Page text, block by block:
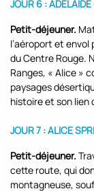
JOUR 6 :
Petit-déjeuner.
l’aéroport et
du Centre Rouge.
Ranges, « Alice »
paysages
histoire et son lien
JOUR 7 :ALICE
Petit-déjeuner.
cette route, qui
montagneuse,